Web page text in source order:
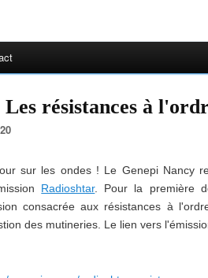
résistances à
sur les ondes ! Le Genepi Nancy
Radioshtar. Pour la première
consacrée aux résistances à
des mutineries. Le lien vers